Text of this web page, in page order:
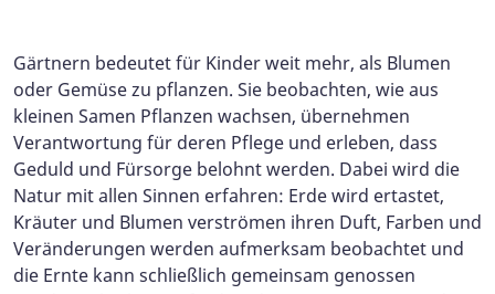
Gärtnern bedeutet für Kinder weit mehr, als Blumen
oder Gemüse zu pflanzen. Sie beobachten, wie aus
kleinen Samen Pflanzen wachsen, übernehmen
Verantwortung für deren Pflege und erleben, dass
Geduld und Fürsorge belohnt werden. Dabei wird die
Natur mit allen Sinnen erfahren: Erde wird ertastet,
Kräuter und Blumen verströmen ihren Duft, Farben und
Veränderungen werden aufmerksam beobachtet und
die Ernte kann schließlich gemeinsam genossen